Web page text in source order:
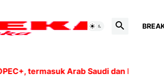
termasuk Arab Saudi dan Rusia,